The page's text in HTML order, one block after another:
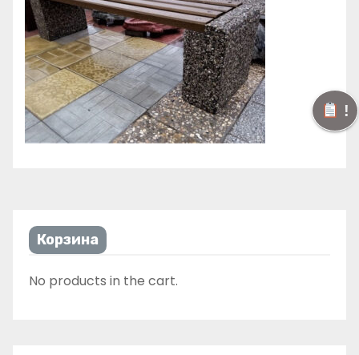
!
Корзина
No products in the cart.